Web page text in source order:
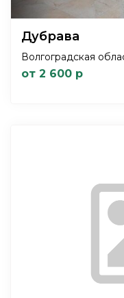
Дубрава
Волгоградская
от 2 600 р